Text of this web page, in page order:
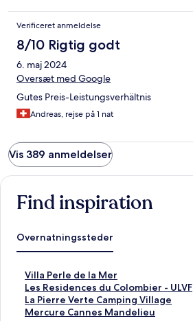
Verificeret anmeldelse
8/10 Rigtig godt
6. maj 2024
Oversæt med Google
Gutes Preis-Leistungsverhältnis
Andreas, rejse på 1 nat
Vis 389 anmeldelser
Find inspiration
Overnatningssteder
Villa Perle de la Mer
L
i
n
k
Les Residences du Colombier - ULVF
L
i
n
La Pierre Verte Camping Village
L
iMercure Cannes Mandelieu
L